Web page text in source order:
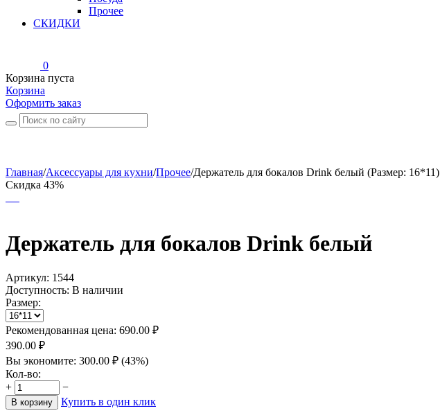
Прочее
СКИДКИ
0
Корзина пуста
Корзина
Оформить заказ
Главная/Аксессуары для кухни/Прочее/Держатель для бокалов Drink белый (Размер: 16*11)
Скидка 43%
Держатель для бокалов Drink белый
Артикул: 1544
Доступность: В наличии
Размер:
Рекомендованная цена: 690.00 ₽
390.00 ₽
Вы экономите: 300.00 ₽ (43%)
Кол-во:
+
−
В корзину Купить в один клик